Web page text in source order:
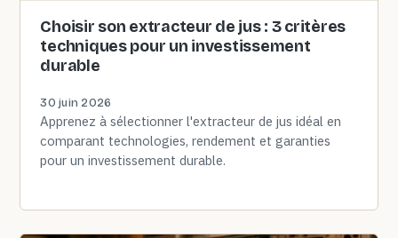
Choisir son extracteur de jus : 3 critères
techniques pour un investissement
durable
30 juin 2026
Apprenez à sélectionner l'extracteur de jus idéal en
comparant technologies, rendement et garanties
pour un investissement durable.